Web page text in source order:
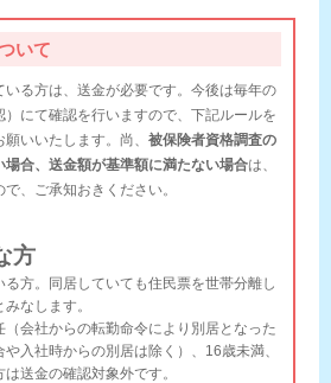
いて
る方は、送金が必要です。今後は毎年の
にて確認を行いますので、下記ルールを
いいたします。尚、 被保険者資格調査の
場合、送金額が基準額に満たない場合は、
、ご承知おきください。
方
る方。同居していても住民票を世帯分離し
なします。
会社からの転勤命令により別居となった
入社時からの別居は除く）、16歳未満、
送金の確認対象外です。